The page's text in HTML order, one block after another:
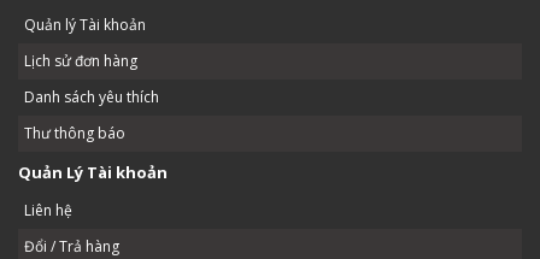
Quản lý Tài khoản
Lịch sử đơn hàng
Danh sách yêu thích
Thư thông báo
Quản Lý Tài khoản
Liên hệ
Đổi / Trả hàng